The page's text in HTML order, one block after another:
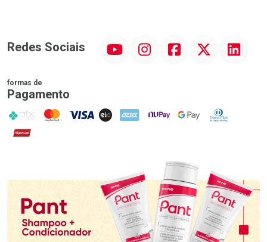
Redes Sociais InstagramFacebookTwitter Linkedin
formas de
Pagamento
PIX MasterCard
VISA ELO AMEX NuPay Google PayDiners Club
Hipercard
Promoção em Destaque